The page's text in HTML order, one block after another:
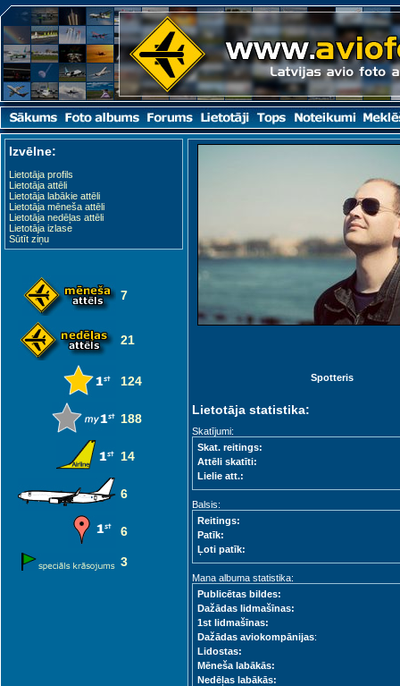
Izvēlne:
Lietotāja profils
Lietotāja attēli
Lietotāja labākie attēli
Lietotāja mēneša attēli
Lietotāja nedēļas attēli
Lietotāja izlase
Sūtīt ziņu
7
21
124
188
14
6
6
3
Spotteris
Lietotāja statistika:
Skatījumi:
Skat. reitings:
Attēli skatīti:
Lielie att.:
Balsis:
Reitings:
Patīk:
Ļoti patīk:
Mana albuma statistika:
Publicētas bildes:
Dažādas lidmašīnas:
1st lidmašīnas:
Dažādas aviokompānijas:
Lidostas:
Mēneša labākās:
Nedēļas labākās: